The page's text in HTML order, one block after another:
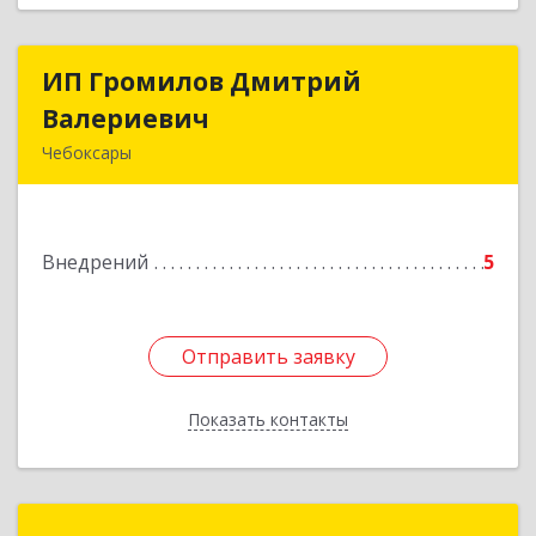
ИП Громилов Дмитрий
Валериевич
Чебоксары
Внедрений 5
Отправить заявку
Показать контакты
ИП Громилов Дмитрий
Подробнее
Отправить заявку
Назад